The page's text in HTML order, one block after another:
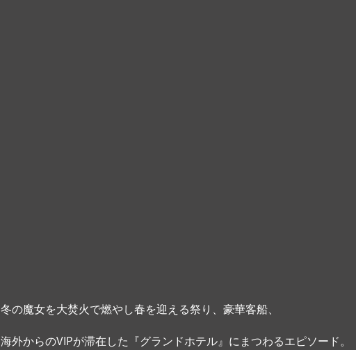
冬の魔女を大焚火で燃やし春を迎える祭り、豪華客船、
海外からのVIPが滞在した『グランドホテル』にまつわるエピソード。